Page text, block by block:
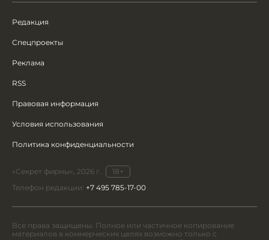
Редакция
Спецпроекты
Реклама
RSS
Правовая информация
Условия использования
Политика конфиденциальности
«Секрет фирмы», 2026 г.
18+
Телефон редакции: +7 495 785-17-00
Все права защищены. Полное или частичное копирование
материалов в коммерческих целях возможно только с